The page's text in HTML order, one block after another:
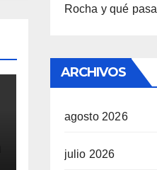
Rocha y qué
ARCHIVOS
agosto 2026
julio 2026